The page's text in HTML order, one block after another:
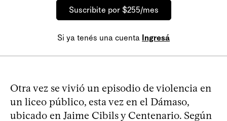
Suscribite por $255/mes
Si ya tenés una cuenta Ingresá
Otra vez se vivió un episodio de violencia en
un liceo público, esta vez en el Dámaso,
ubicado en Jaime Cibils y Centenario. Según